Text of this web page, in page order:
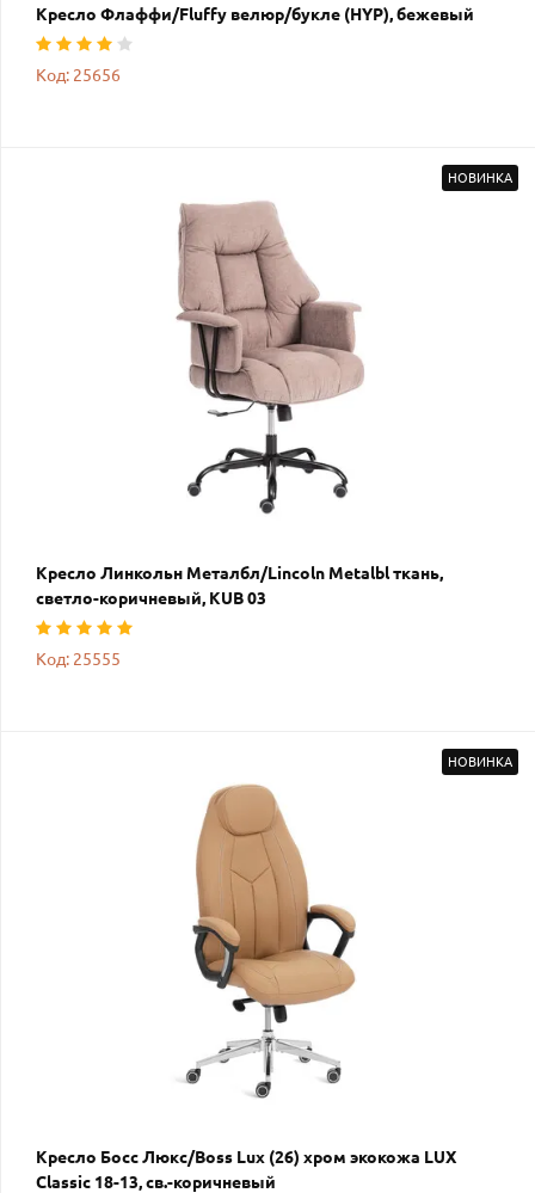
Кресло Флаффи/Fluffy велюр/букле (HYP), бежевый
Код: 25656
НОВИНКА
Кресло Линкольн Металбл/Lincoln Metalbl ткань,
светло-коричневый, KUB 03
Код: 25555
НОВИНКА
Кресло Босс Люкс/Boss Lux (26) хром экокожа LUX
Classic 18-13, св.-коричневый